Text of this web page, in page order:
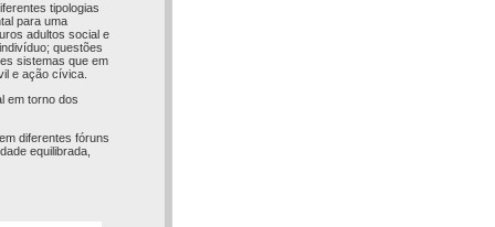
tipologias
para uma
adultos social e
questões
sistemas que em
e ação cívica.
em torno dos
diferentes fóruns
equilibrada,